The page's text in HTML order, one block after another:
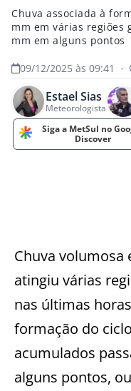
Chuva associada à
mm em várias regiões
mm em alguns pontos
09/12/2025 às 09:41 •
Estael Sias
Meteorologista
Siga a MetSul no
Discover
Chuva volumosa
atingiu várias
nas últimas
formação do
acumulados
alguns pontos,